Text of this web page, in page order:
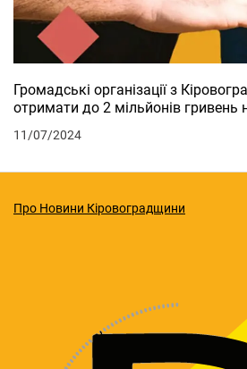
Громадські організації з
отримати до 2 мільйонів гривень
11/07/2024
Про Новини Кіровоградщини